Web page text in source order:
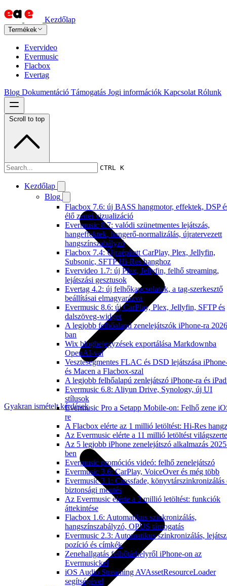
Kezdőlap
Termékek
Evervideo
Evermusic
Flacbox
Evertag
Blog Dokumentáció Támogatás Jogi információk Kapcsolat Rólunk
CTRL K
Kezdőlap
Blog
Flacbox 7.6: új BASS hangmotor, effektek, DSP
élő zenei vizualizáció
Evermusic 8.7: valódi szünetmentes lejátszás,
hangeffektek, hangerő-normalizálás, újratervezett
hangszínszabályzó
Flacbox 7.4: Újraépített CarPlay, Plex, Jellyfin,
Subsonic, SFTP Hi-Res hanghoz
Evervideo 1.7: új Plex, Jellyfin, felhő streaming,
lejátszási gesztusok
Evertag 4.2: új felhőkapcsolatok, a tag-szerkesztő
beállításai elmagyarázva
Evermusic 8.6: új CarPlay, Plex, Jellyfin, SFTP és
dalszöveg-widget
A legjobb felhőalapú zenelejátszók iPhone-ra
ban
Wix blogbejegyzések exportálása Markdownba
OpenAI-val
Veszteségmentes FLAC és DSD lejátszása
és Macen a Flacbox-szal
A legjobb felhőalapú zenlejátszó iPhone-ra és
Evermusic 6.8: Aliyun Drive, Synology, új UI
stílusok
Evermusic Pro a Setapp Mobile-on: Felhő zene
re
A Flacbox elérte az 1 millió letöltést: Hi-Res
Az Evermusic elérte a 11 millió letöltést világszerte
Az 5 legjobb iPhone zenelejátszó alkalmazás
ben
Evermusic promóciós videó: felhő zenelejátszó
Evermusic 3.6: CarPlay, VoiceOver és még több
Evermusic 3.1: Crossfade, könyvtárszinkronizálás
biztonsági mentés
Az Evermusic elérte a 3 millió letöltést: funkciók
áttekintése
Flacbox 1.6: Automatikus szinkronizálás,
hangszínszabályzó, OPUS támogatás
Evermusic 2.3: Automatikus szinkronizálás,
pozíció és címkék
Zenehallgatás felhőtárhelyről iPhone-on az
Evermusickel
iOS Audio Streaming AVAssetResourceLoader
segítségével
Scroll to top
Dokumentáció
Gyakran ismételt kérdések